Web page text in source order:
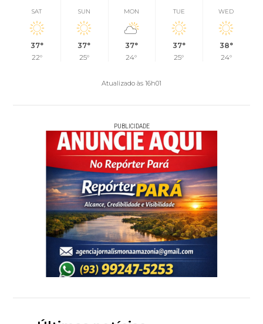
SAT
37°
22°
SUN
37°
25°
MON
37°
24°
TUE
37°
25°
WED
38°
24°
Atualizado às 16h01
PUBLICIDADE